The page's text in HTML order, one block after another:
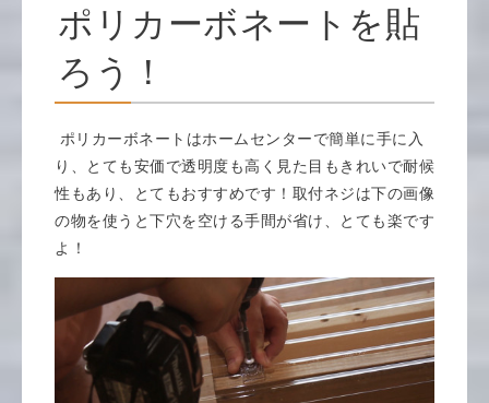
ポリカーボネートを貼
ろう！
ポリカーボネートはホームセンターで簡単に手に入
り、とても安価で透明度も高く見た目もきれいで耐候
性もあり、とてもおすすめです！取付ネジは下の画像
の物を使うと下穴を空ける手間が省け、とても楽です
よ！